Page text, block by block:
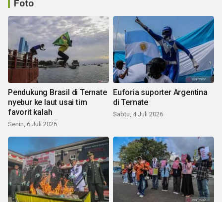
Foto
Pendukung Brasil di Ternate
nyebur ke laut usai tim
favorit kalah
Senin, 6 Juli 2026
Euforia suporter Argentina
di Ternate
Sabtu, 4 Juli 2026